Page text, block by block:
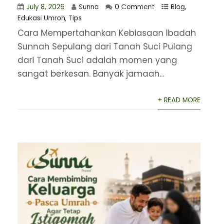
July 8, 2026 Sunna 0 Comment Blog,
Edukasi Umroh, Tips
Cara Mempertahankan Kebiasaan Ibadah
Sunnah Sepulang dari Tanah Suci Pulang
dari Tanah Suci adalah momen yang
sangat berkesan. Banyak jamaah...
+ READ MORE